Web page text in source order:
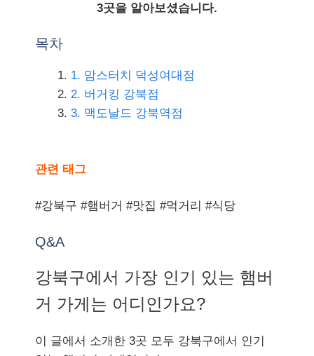
3곳을 알아보셨습니다.
목차
1. 맘스터치 덕성여대점
2. 버거킹 강북점
3. 맥도날드 강북역점
관련 태그
#강북구 #햄버거 #맛집 #먹거리 #식당
Q&A
강북구에서 가장 인기 있는 햄버
거 가게는 어디인가요?
이 글에서 소개한 3곳 모두 강북구에서 인기